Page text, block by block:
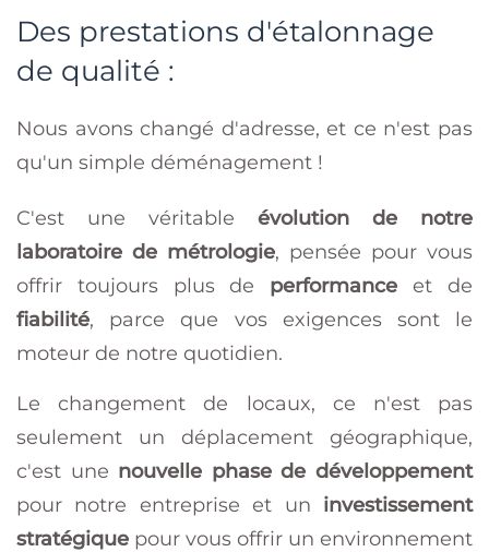
Des prestations d'étalonnage
de qualité :
Nous avons changé d'adresse, et ce n'est pas
qu'un simple déménagement !
C'est une véritable évolution de notre
laboratoire de métrologie, pensée pour vous
offrir toujours plus de performance et de
fiabilité, parce que vos exigences sont le
moteur de notre quotidien.
Le changement de locaux, ce n'est pas
seulement un déplacement géographique,
c'est une nouvelle phase de développement
pour notre entreprise et un investissement
stratégique pour vous offrir un environnement